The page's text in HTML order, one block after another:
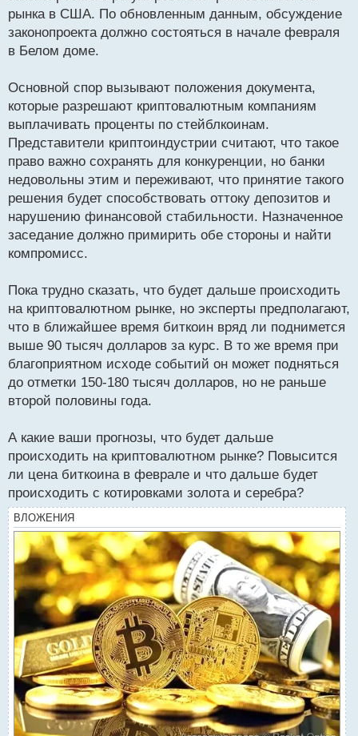
рынка в США. По обновленным данным, обсуждение
законопроекта должно состояться в начале февраля
в Белом доме.
Основной спор вызывают положения документа,
которые разрешают криптовалютным компаниям
выплачивать проценты по стейблкоинам.
Представители криптоиндустрии считают, что такое
право важно сохранять для конкуренции, но банки
недовольны этим и переживают, что принятие такого
решения будет способствовать оттоку депозитов и
нарушению финансовой стабильности. Назначенное
заседание должно примирить обе стороны и найти
компромисс.
Пока трудно сказать, что будет дальше происходить
на криптовалютном рынке, но эксперты предполагают,
что в ближайшее время биткоин вряд ли поднимется
выше 90 тысяч долларов за курс. В то же время при
благоприятном исходе событий он может подняться
до отметки 150-180 тысяч долларов, но не раньше
второй половины года.
А какие ваши прогнозы, что будет дальше
происходить на криптовалютном рынке? Повысится
ли цена биткоина в феврале и что дальше будет
происходить с котировками золота и серебра?
ВЛОЖЕНИЯ